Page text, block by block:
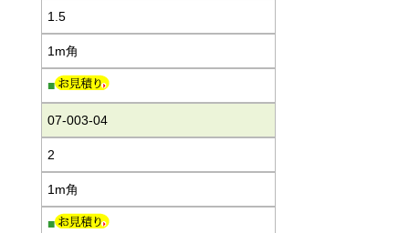
1.5
1m角
■
07-003-04
2
1m角
■